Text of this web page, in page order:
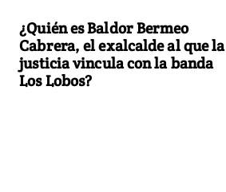
¿Quién es Baldor Bermeo
Cabrera, el exalcalde al que la
justicia vincula con la banda
Los Lobos?